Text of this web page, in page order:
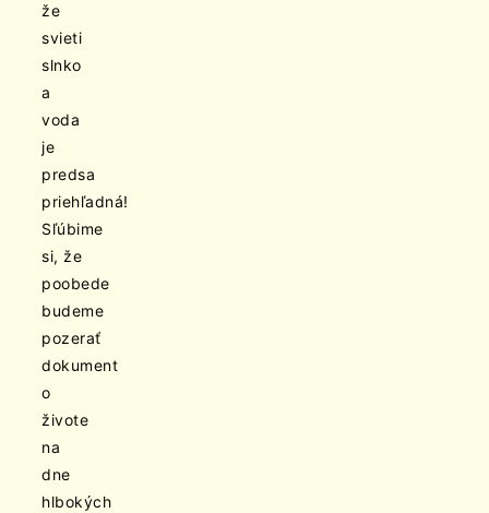
že
svieti
slnko
a
voda
je
predsa
priehľadná!
Sľúbime
si, že
poobede
budeme
pozerať
dokument
o
živote
na
dne
hlbokých